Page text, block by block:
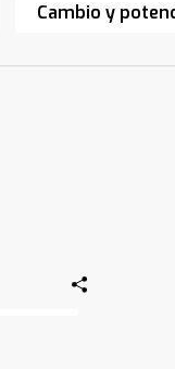
Cambio y